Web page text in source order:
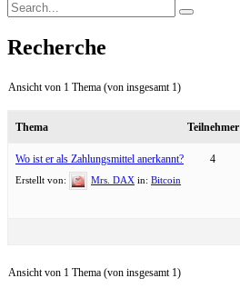
Recherche
Ansicht von 1 Thema (von insgesamt 1)
Thema Teilnehmer
Wo ist er als Zahlungsmittel anerkannt?
Erstellt von: Mrs. DAX in: Bitcoin
4
Ansicht von 1 Thema (von insgesamt 1)